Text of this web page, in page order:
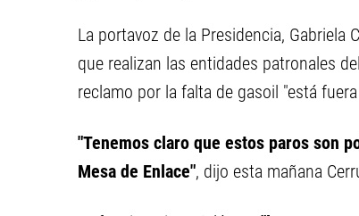
La portavoz de la Presidencia, Gabriela
que realizan las entidades patronales
reclamo por la falta de gasoil "está
"Tenemos claro que estos paros son
Mesa de Enlace", dijo esta mañana